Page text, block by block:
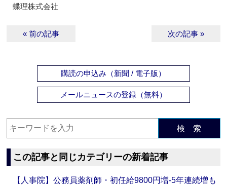
蝶理株式会社
« 前の記事 次の記事 »
購読の申込み（新聞 / 電子版）
メールニュースの登録（無料）
検 索
この記事と同じカテゴリーの新着記事
【人事院】公務員薬剤師・初任給9800円増‐5年連続増も